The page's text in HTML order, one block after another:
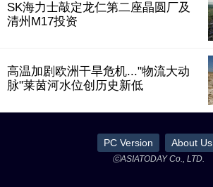
SK海力士敲定龙仁第二座晶圆厂及
清州M17投资
高温加剧欧洲干旱危机..."物流大动
脉"莱茵河水位创历史新低
PC Version About Us
ⓒASIATODAY Co., LTD.